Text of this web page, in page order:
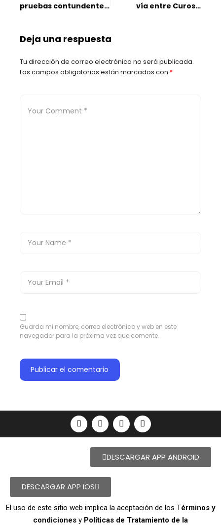
pruebas contundentes
vía entre Curos y
Deja una respuesta
Tu dirección de correo electrónico no será publicada.
Los campos obligatorios están marcados con *
Guarda mi nombre, correo electrónico y web en este
navegador para la próxima vez que comente.
DESCARGAR APP ANDROID
DESCARGAR APP IOS
El uso de este sitio web implica la aceptación de los Términos y
condiciones y Políticas de Tratamiento de la